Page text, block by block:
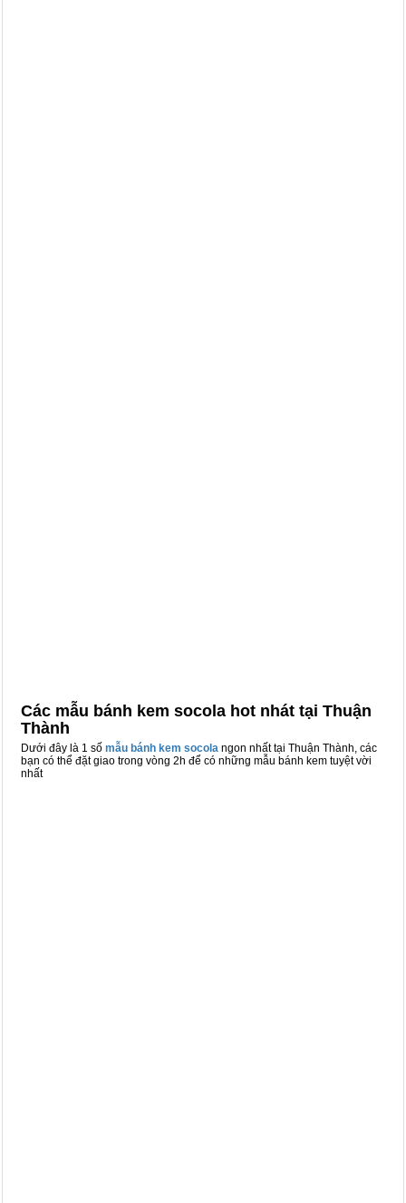
Các mẫu bánh kem socola hot nhát tại Thuận
Thành
Dưới đây là 1 số mẫu bánh kem socola ngon nhất tại Thuận Thành, các
bạn có thể đặt giao trong vòng 2h để có những mẫu bánh kem tuyệt vời
nhất